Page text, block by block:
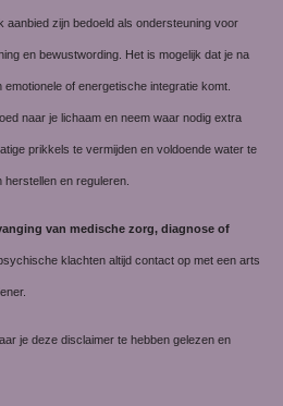
aanbied zijn bedoeld als ondersteuning voor
en bewustwording. Het is mogelijk dat je na
of energetische integratie komt.
naar je lichaam en neem waar nodig extra
prikkels te vermijden en voldoende water te
en reguleren.
van medische zorg, diagnose of
klachten altijd contact op met een arts
je deze disclaimer te hebben gelezen en